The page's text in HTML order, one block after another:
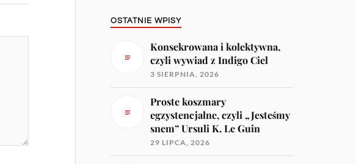
OSTATNIE WPISY
Konsekrowana i kolektywna,
czyli wywiad z Indigo Ciel
3 SIERPNIA, 2026
Proste koszmary
egzystencjalne, czyli „Jesteśmy
snem” Ursuli K. Le Guin
29 LIPCA, 2026